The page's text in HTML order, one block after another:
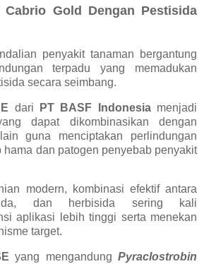
Cabrio Gold Dengan Pestisida
penyakit tanaman bergantung
terpadu yang memadukan
secara seimbang.
dari PT BASF Indonesiamenjadi
dapat dikombinasikan dengan
guna menciptakan perlindungan
hama dan patogen penyebab penyakit
modern, kombinasi efektif antara
dan herbisida sering kali
aplikasi lebih tinggi serta menekan
target.
yang mengandung Pyraclostrobin